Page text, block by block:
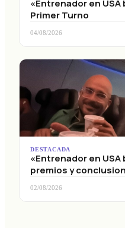
«Entrenador en USA
Primer Turno
04/08/2026
DESTACADA
«Entrenador en USA
premios y
02/08/2026